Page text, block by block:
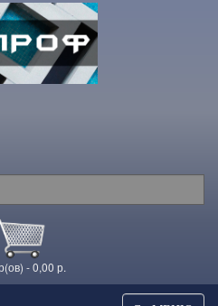
- 0,00 р.